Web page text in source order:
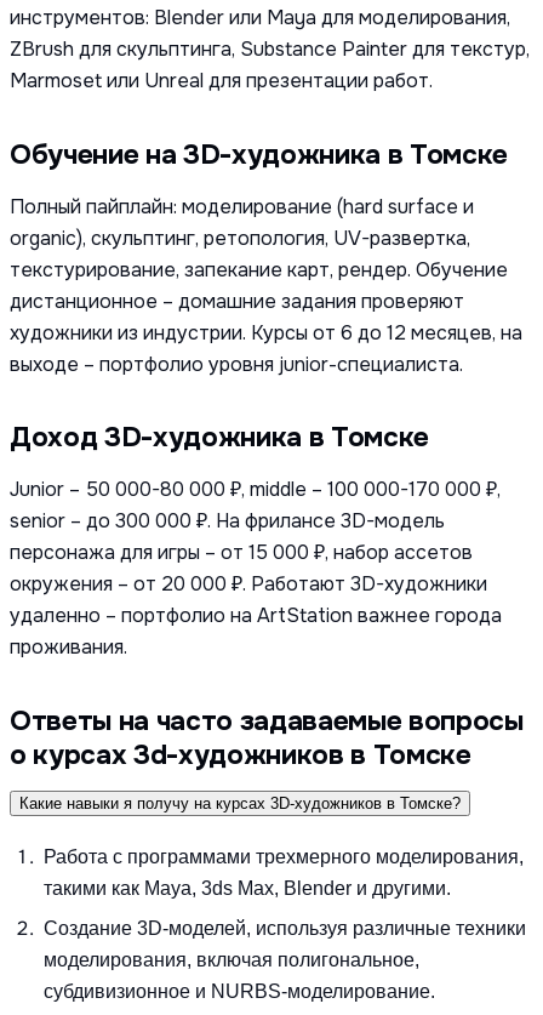
инструментов: Blender или Maya для моделирования,
ZBrush для скульптинга, Substance Painter для текстур,
Marmoset или Unreal для презентации работ.
Обучение на 3D-художника в Томске
Полный пайплайн: моделирование (hard surface и
organic), скульптинг, ретопология, UV-развертка,
текстурирование, запекание карт, рендер. Обучение
дистанционное – домашние задания проверяют
художники из индустрии. Курсы от 6 до 12 месяцев, на
выходе – портфолио уровня junior-специалиста.
Доход 3D-художника в Томске
Junior – 50 000-80 000 ₽, middle – 100 000-170 000 ₽,
senior – до 300 000 ₽. На фрилансе 3D-модель
персонажа для игры – от 15 000 ₽, набор ассетов
окружения – от 20 000 ₽. Работают 3D-художники
удаленно – портфолио на ArtStation важнее города
проживания.
Ответы на часто задаваемые вопросы
о курсах 3d-художников в Томске
Какие навыки я получу на курсах 3D-художников в Томске?
Работа с программами трехмерного моделирования,
такими как Maya, 3ds Max, Blender и другими.
Создание 3D-моделей, используя различные техники
моделирования, включая полигональное,
субдивизионное и NURBS-моделирование.